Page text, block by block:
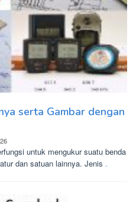
serta Gambar dengan
untuk mengukur suatu benda
dan satuan lainnya. Jenis .